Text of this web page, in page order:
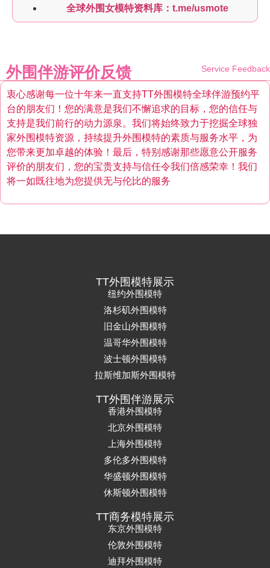
全球外围女模特资料库：t.me/usmote
外围伴游评价反馈 Service Feedback
衷心感谢每一位十年来一直支持TT外围模特全球伴游预约平
台的朋友们！您的满意是我们不懈追求的目标，您的信任与
支持是我们前行的动力源泉。我们将始终致力于挖掘全球独
家外围模特资源，持续提升外围模特的素质与服务水平，为
您带来更加卓越的体验！最后，特别感谢那些愿意公开服务
评价的朋友们，您的宝贵支持与信任令我们倍感荣幸！我们
将一如既往地为您提供无与伦比的服务
TT外围模特展示
纽约外围模特
洛杉矶外围模特
旧金山外围模特
温哥华外围模特
波士顿外围模特
拉斯维加斯外围模特
TT外围伴游展示
香港外围模特
北京外围模特
上海外围模特
多伦多外围模特
华盛顿外围模特
休斯顿外围模特
TT商务模特展示
东京外围模特
伦敦外围模特
迪拜外围模特